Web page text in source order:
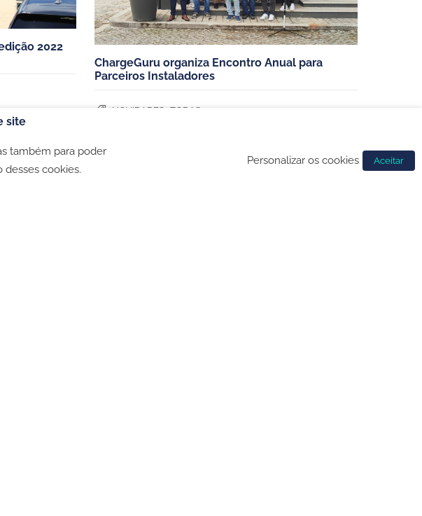
2022
ChargeGuru organiza Encontro Anual para
Parceiros Instaladores
NOVIDADES TODAS
Reclamações
site
também para poder
desses cookies.
Personalizar os cookies Aceitar